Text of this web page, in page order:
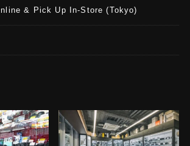
& Pick Up In-Store (Tokyo)